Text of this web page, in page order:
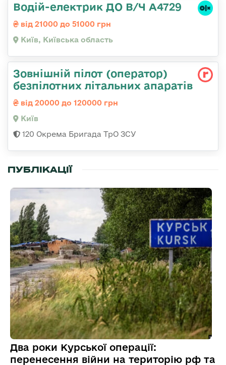
Водій-електрик ДО В/Ч А4729
від 21000 до 51000 грн
Київ, Київська область
Зовнішній пілот (оператор)
безпілотних літальних апаратів
від 20000 до 120000 грн
Київ
120 Окрема Бригада ТрО ЗСУ
ПУБЛІКАЦІЇ
Два роки Курської операції:
перенесення війни на територію рф та